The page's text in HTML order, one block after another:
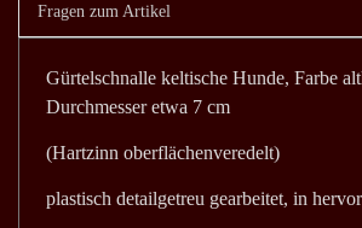
Fragen zum Artikel
Gürtelschnalle keltische Hunde, Farbe
Durchmesser etwa 7 cm
(Hartzinn oberflächenveredelt)
plastisch detailgetreu gearbeitet, in